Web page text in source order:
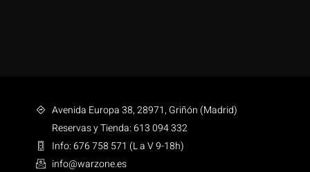
Avenida Europa 38, 28971, Griñón (Madrid)
Reservas y Tienda: 613 094 332
Info: 676 758 571 (L a V 9-18h)
info@warzone.es